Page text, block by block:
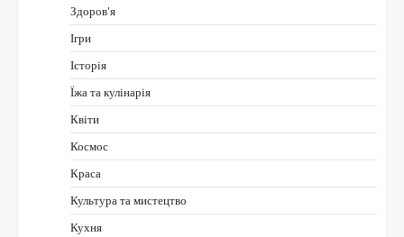
Здоров'я
Ігри
Історія
Їжа та кулінарія
Квіти
Космос
Краса
Культура та мистецтво
Кухня